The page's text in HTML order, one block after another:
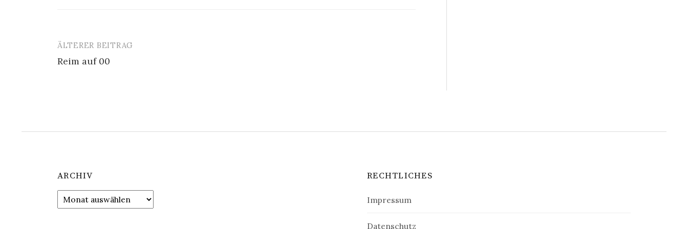
Beitrags-
Navigation
ÄLTERER BEITRAG
Reim auf 00
ARCHIV
Archiv
RECHTLICHES
Impressum
Datenschutz